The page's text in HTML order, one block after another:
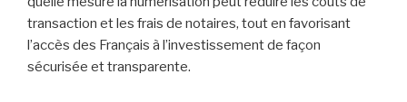
transaction et les frais de notaires, tout en favorisant
l’accès des Français à l’investissement de façon
sécurisée et transparente.